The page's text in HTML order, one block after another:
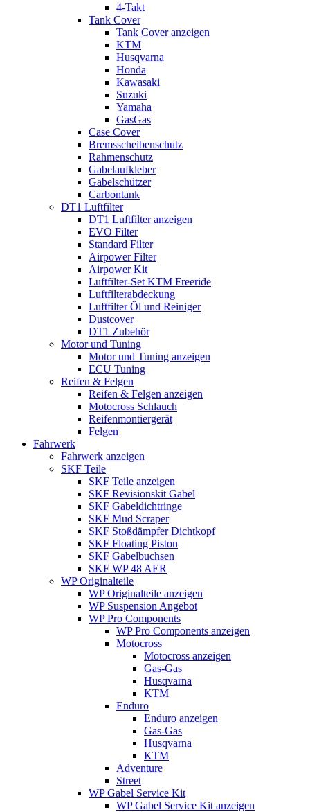
4-Takt
Tank Cover
Tank Cover anzeigen
KTM
Husqvarna
Honda
Kawasaki
Suzuki
Yamaha
GasGas
Case Cover
Bremsscheibenschutz
Rahmenschutz
Gabelaufkleber
Gabelschützer
Carbontank
DT1 Luftfilter
DT1 Luftfilter anzeigen
EVO Filter
Standard Filter
Airpower Filter
Airpower Kit
Luftfilter-Set KTM Freeride
Luftfilterabdeckung
Luftfilter Öl und Reiniger
Dustcover
DT1 Zubehör
Motor und Tuning
Motor und Tuning anzeigen
ECU Tuning
Reifen & Felgen
Reifen & Felgen anzeigen
Motocross Schlauch
Reifenmontiergerät
Felgen
Fahrwerk
Fahrwerk anzeigen
SKF Teile
SKF Teile anzeigen
SKF Revisionskit Gabel
SKF Gabeldichtringe
SKF Mud Scraper
SKF Stoßdämpfer Dichtkopf
SKF Floating Piston
SKF Gabelbuchsen
SKF WP 48 AER
WP Originalteile
WP Originalteile anzeigen
WP Suspension Angebot
WP Pro Components
WP Pro Components anzeigen
Motocross
Motocross anzeigen
Gas-Gas
Husqvarna
KTM
Enduro
Enduro anzeigen
Gas-Gas
Husqvarna
KTM
Adventure
Street
WP Gabel Service Kit
WP Gabel Service Kit anzeigen